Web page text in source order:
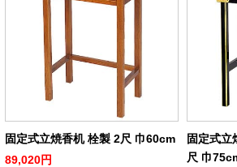
固定式立焼香机 栓製 2尺 巾60cm
89,020円
固定式立
尺 巾